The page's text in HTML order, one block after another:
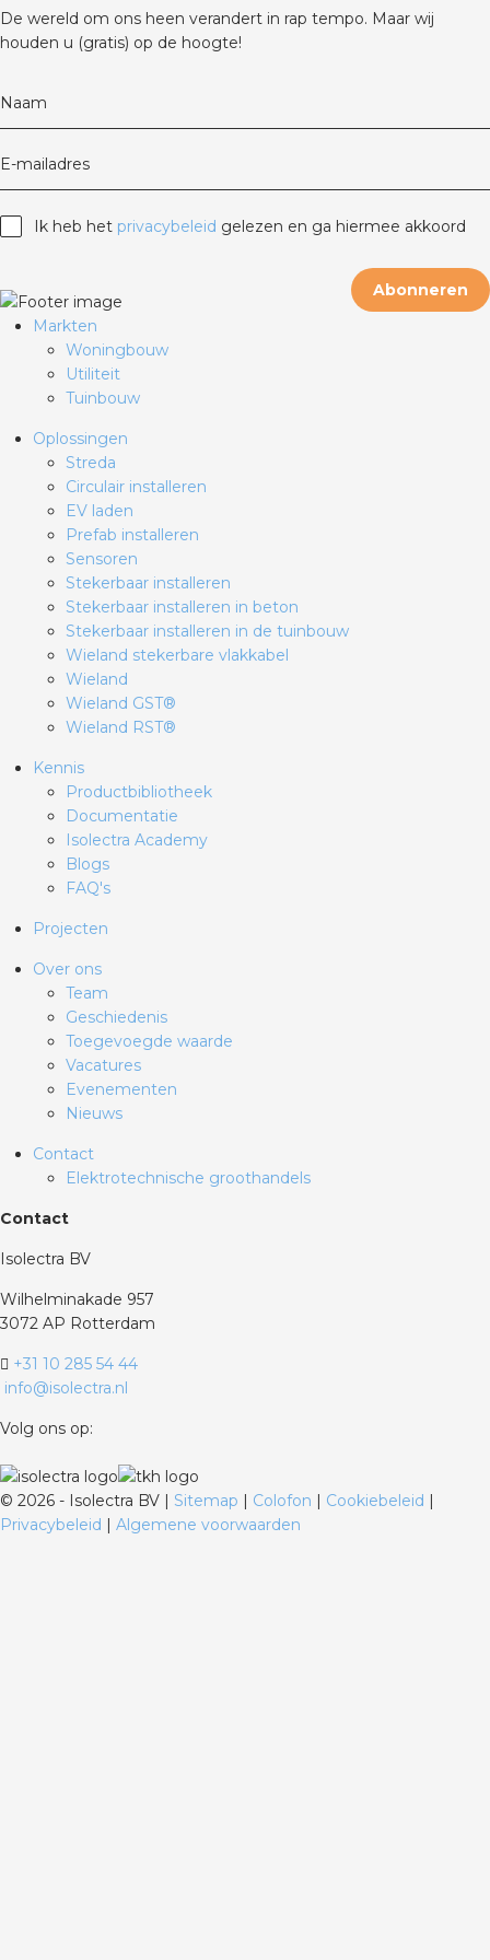
De wereld om ons heen verandert in rap tempo. Maar wij
houden u (gratis) op de hoogte!
Naam
E-mailadres
Ik heb het privacybeleid gelezen en ga hiermee akkoord
Abonneren
groothandels
Markten
Woningbouw
Utiliteit
Tuinbouw
Oplossingen
Streda
Circulair installeren
EV laden
Prefab installeren
Sensoren
Stekerbaar installeren
Stekerbaar installeren in beton
Stekerbaar installeren in de tuinbouw
Wieland stekerbare vlakkabel
Wieland
Wieland GST®
Wieland RST®
Kennis
Productbibliotheek
Documentatie
Isolectra Academy
Blogs
FAQ's
Projecten
Over ons
Team
Geschiedenis
Toegevoegde waarde
Vacatures
Evenementen
Nieuws
Contact
Elektrotechnische groothandels
Contact
Isolectra BV
Wilhelminakade 957
3072 AP Rotterdam
+31 10 285 54 44
info@isolectra.nl
Volg ons op:
© 2026 - Isolectra BV | Sitemap | Colofon | Cookiebeleid |
Privacybeleid | Algemene voorwaarden